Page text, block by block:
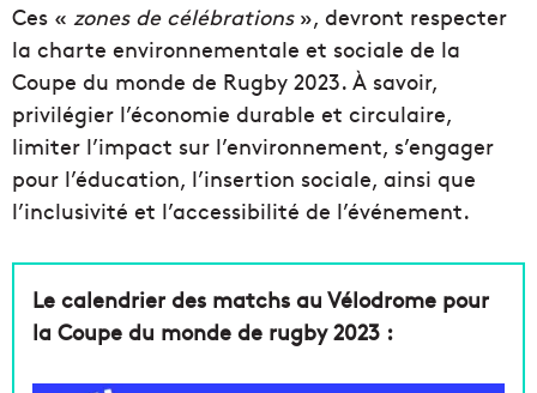
Ces « zones de célébrations», devront respecter
la charte environnementale et sociale de la
Coupe du monde de Rugby 2023. À savoir,
privilégier l’économie durable et circulaire,
limiter l’impact sur l’environnement, s’engager
pour l’éducation, l’insertion sociale, ainsi que
l’inclusivité et l’accessibilité de l’événement.
Le calendrier des matchs au Vélodrome pour
la Coupe du monde de rugby 2023 :